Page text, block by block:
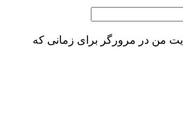
من در مرورگر برای زمانی که